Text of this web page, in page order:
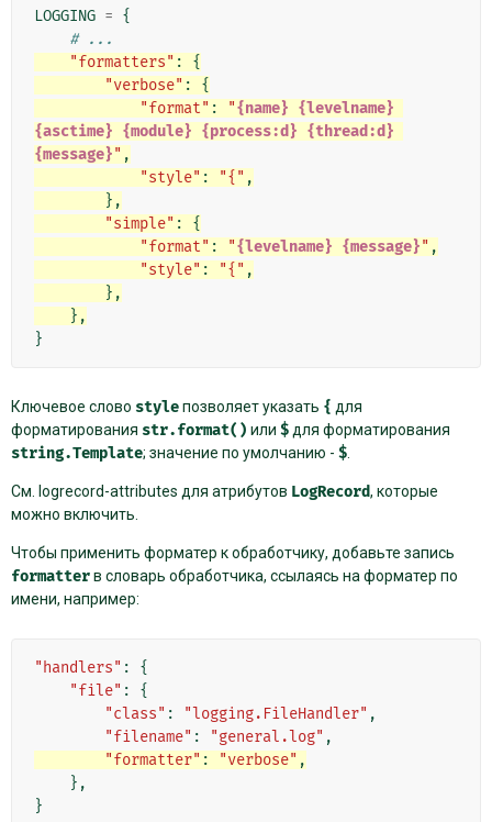
LOGGING = {
# ...
"formatters" :
{
"verbose" :
{
"format" : "{name} {levelname}
{asctime} {module} {process:d} {thread:d}
{message}" ,
"style" : "{" ,
},
"simple" :
{
"format" : "{levelname} {message}" ,
"style" : "{" ,
},
},
}
Ключевое слово styleпозволяет указать { для
форматирования str.format() или $ для форматирования
string.Template; значение по умолчанию - $
См. logrecord-attributes для атрибутов LogRecord, которые
можно включить.
Чтобы применить форматер к обработчику, добавьте запись
formatterв словарь обработчика, ссылаясь на форматер по
имени, например:
"handlers" :
{
"file" :
{
"class" : "logging.FileHandler" ,
"filename" : "general.log" ,
"formatter" : "verbose" ,
},
}